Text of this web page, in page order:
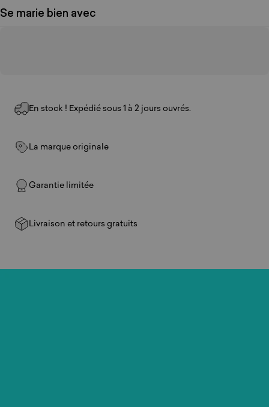
Se marie bien avec
En stock ! Expédié sous 1 à 2 jours ouvrés.
La marque originale
Garantie limitée
Livraison et retours gratuits